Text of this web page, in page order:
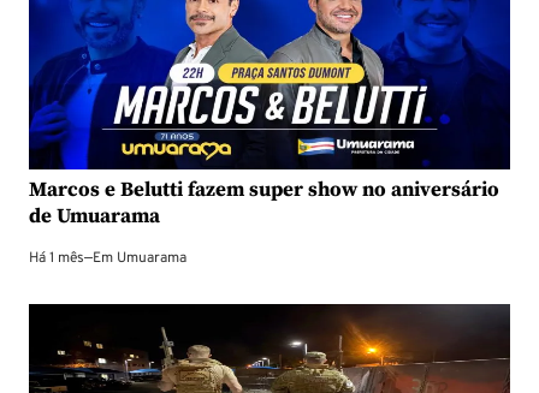
Marcos e Belutti fazem super show no aniversário
de Umuarama
Há 1 mês—Em Umuarama